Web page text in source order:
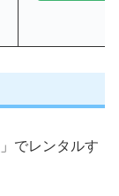
」でレンタルす